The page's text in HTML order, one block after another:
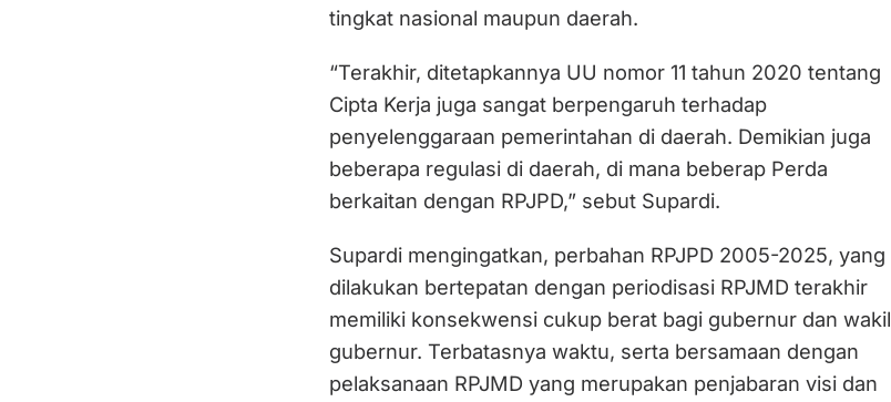
tingkat nasional maupun daerah.
“Terakhir, ditetapkannya UU nomor 11 tahun 2020 tentang
Cipta Kerja juga sangat berpengaruh terhadap
penyelenggaraan pemerintahan di daerah. Demikian juga
beberapa regulasi di daerah, di mana beberap Perda
berkaitan dengan RPJPD,” sebut Supardi.
Supardi mengingatkan, perbahan RPJPD 2005-2025, yang
dilakukan bertepatan dengan periodisasi RPJMD terakhir
memiliki konsekwensi cukup berat bagi gubernur dan wakil
gubernur. Terbatasnya waktu, serta bersamaan dengan
pelaksanaan RPJMD yang merupakan penjabaran visi dan